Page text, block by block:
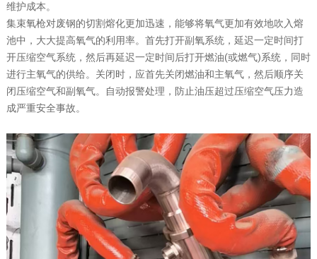
维护成本。
集束氧枪对废钢的切割熔化更加迅速，能够将氧气更加有效地吹入熔
池中，大大提高氧气的利用率。首先打开副氧系统，延迟一定时间打
开压缩空气系统，然后再延迟一定时间后打开燃油(或燃气)系统，同时
进行主氧气的供给。关闭时，应首先关闭燃油和主氧气，然后顺序关
闭压缩空气和副氧气。自动报警处理，防止油压超过压缩空气压力造
成严重安全事故。